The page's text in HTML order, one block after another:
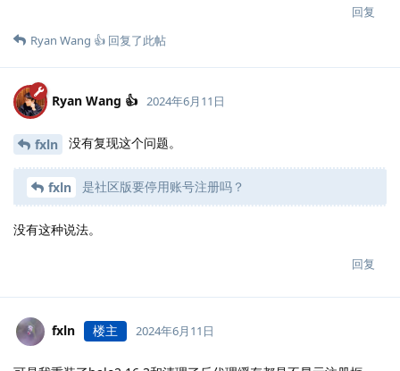
回复
Ryan Wang 👍 回复了此帖
Ryan Wang 👍 2024年6月11日
fxln 没有复现这个问题。
fxln 是社区版要停用账号注册吗？
没有这种说法。
回复
fxln 楼主 2024年6月11日